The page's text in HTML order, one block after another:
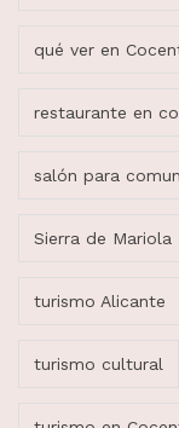
qué ver en
restaurante en
salón para
Sierra de Mariola
turismo Alicante
turismo cultural